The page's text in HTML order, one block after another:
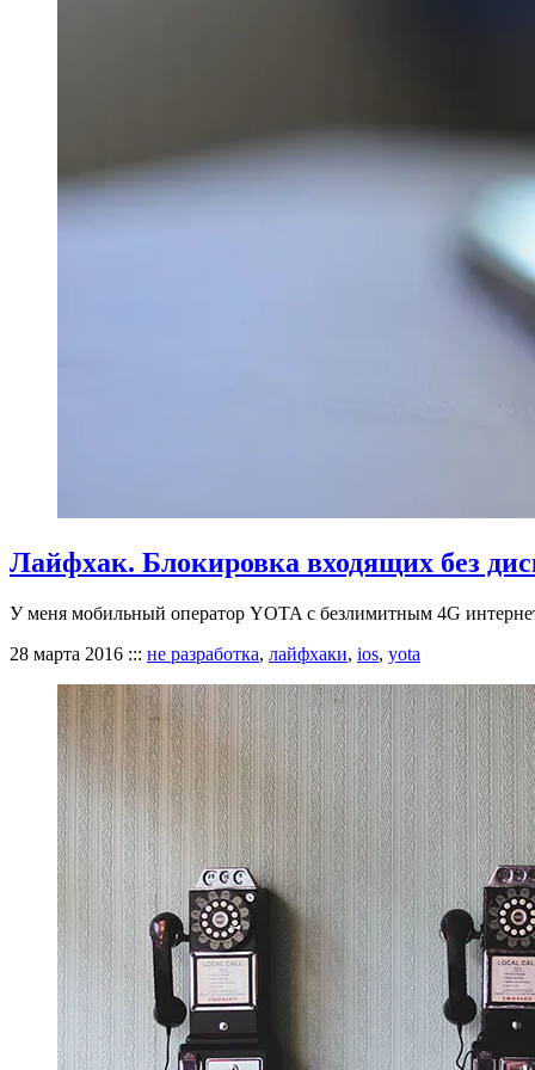
Лайфхак. Блокировка входящих без
У меня мобильный оператор YOTA с безлимитным 4G
28 марта 2016 ::: не разработка, лайфхаки, ios, yota